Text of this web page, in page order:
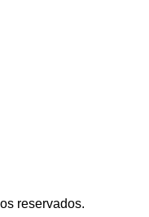
reservados.